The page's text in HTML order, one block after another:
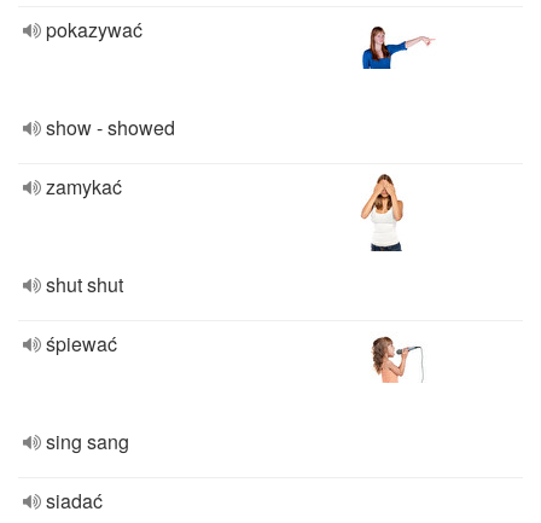
pokazywać
show - showed
zamykać
shut shut
śpiewać
sing sang
siadać